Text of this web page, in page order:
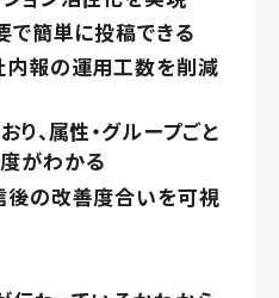
簡単に投稿できる
報の運用工数を削減
、属性・グループごと
がわかる
の改善度合いを可視